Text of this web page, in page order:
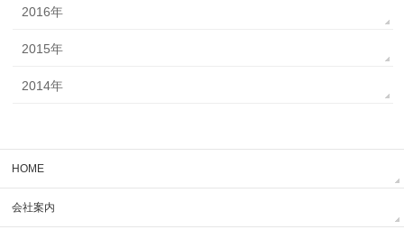
2016年
2015年
2014年
HOME
会社案内